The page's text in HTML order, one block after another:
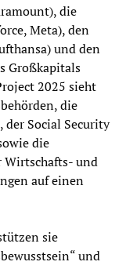
die
Meta), den
und den
Großkapitals
2025 sieht
die
der Social Security
die
Wirtschafts- und
auf einen
sie
und